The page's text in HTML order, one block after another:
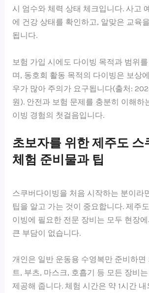
시 엄수와 체력 상태 체크입니다. 사고
에 건강 상태를 확인하고, 알맞은 교육
됩니다.
보험 가입 시에도 다이빙 목적과 범위
며, 동호회 활동 목적의 다이빙은 보상
우가 많아 주의가 요구됩니다(출처:
원). 안전과 보험 문제를 충분히 이해하
이빙 경험의 첫걸음입니다.
초보자를 위한 제주도 스
체험 준비물과 팁
스쿠버다이빙을 처음 시작하는 분이라
팁을 알고 가는 것이 중요합니다. 제주
이빙에 필요한 전문 장비는 모두 현장
큰 부담이 없습니다.
개인은 일반 운동용 수영복만 준비하면
트, 부츠, 마스크, 호흡기 등 모든 장비
제공해 줍니다. 체험 시간은 약 1시간